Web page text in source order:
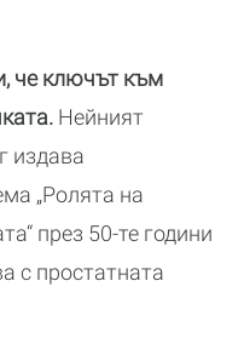
че ключът към
Нейният
издава
„Ролята на
през 50-те години
с простатната